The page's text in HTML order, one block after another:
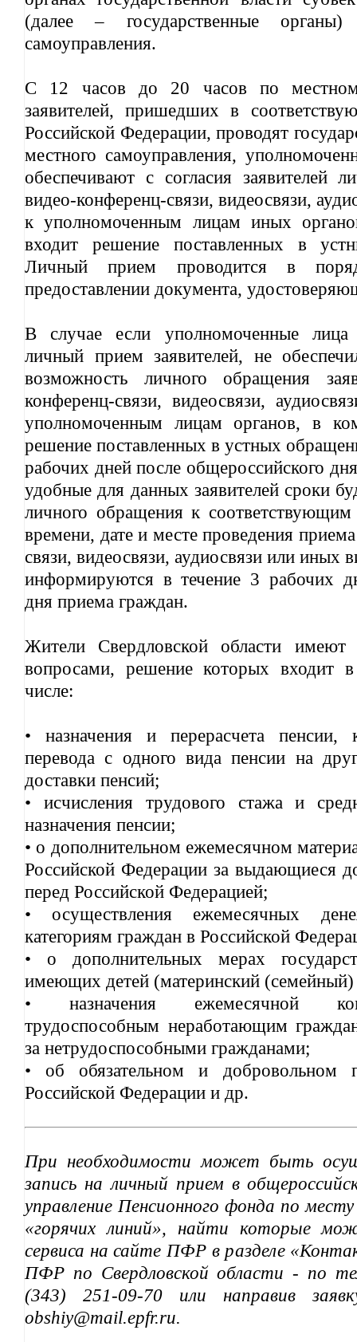
(далее – государственные
самоуправления.
С 12 часов до 20 часов по
заявителей, пришедших в
Российской Федерации, проводят
местного самоуправления,
обеспечивают с согласия заявителей
видео-конференц-связи, видеосвязи,
к уполномоченным лицам иных
входит решение поставленных в
Личный прием проводится в
предоставлении документа,
В случае если уполномоченные лица
личный прием заявителей, не
возможность личного обращения
конференц-связи, видеосвязи,
уполномоченным лицам органов, в
решение поставленных в устных
рабочих дней после общероссийского
удобные для данных заявителей сроки
личного обращения к
времени, дате и месте проведения
связи, видеосвязи, аудиосвязи или иных
информируются в течение 3 рабочих
дня приема граждан.
Жители Свердловской области имеют
вопросами, решение которых
числе:
• назначения и перерасчета пенсии,
перевода с одного вида пенсии на
доставки пенсий;
• исчисления трудового стажа и
назначения пенсии;
• о дополнительном ежемесячном
Российской Федерации за выдающиеся
перед Российской Федерацией;
• осуществления ежемесячных
категориям граждан в Российской
• о дополнительных мерах
имеющих детей (материнский (семейный)
• назначения ежемесячной
трудоспособным неработающим
за нетрудоспособными гражданами;
• об обязательном и добровольном
Российской Федерации и др.
При необходимости может быть
запись на личный прием в
управление Пенсионного фонда по
«горячих линий», найти которые
сервиса на сайте ПФР в разделе
ПФР по Свердловской области - по
(343) 251-09-70 или направив
obshiy@mail.epfr.ru.